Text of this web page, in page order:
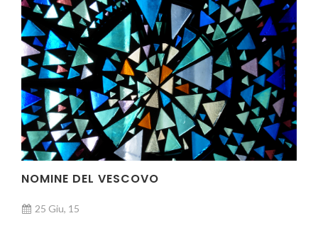
NOMINE DEL VESCOVO
25 Giu, 15